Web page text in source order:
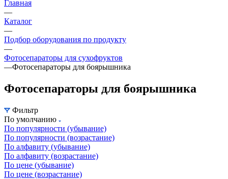
Главная
—
Каталог
—
Подбор оборудования по продукту
—
Фотосепараторы для сухофруктов
—Фотосепараторы для боярышника
Фотосепараторы для боярышника
Фильтр
По умолчанию
По популярности (убывание)
По популярности (возрастание)
По алфавиту (убывание)
По алфавиту (возрастание)
По цене (убывание)
По цене (возрастание)